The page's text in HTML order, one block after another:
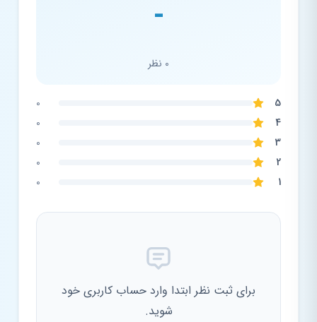
-
0 نظر
5
0
4
0
3
0
2
0
1
0
برای ثبت نظر ابتدا وارد حساب کاربری خود
شوید.